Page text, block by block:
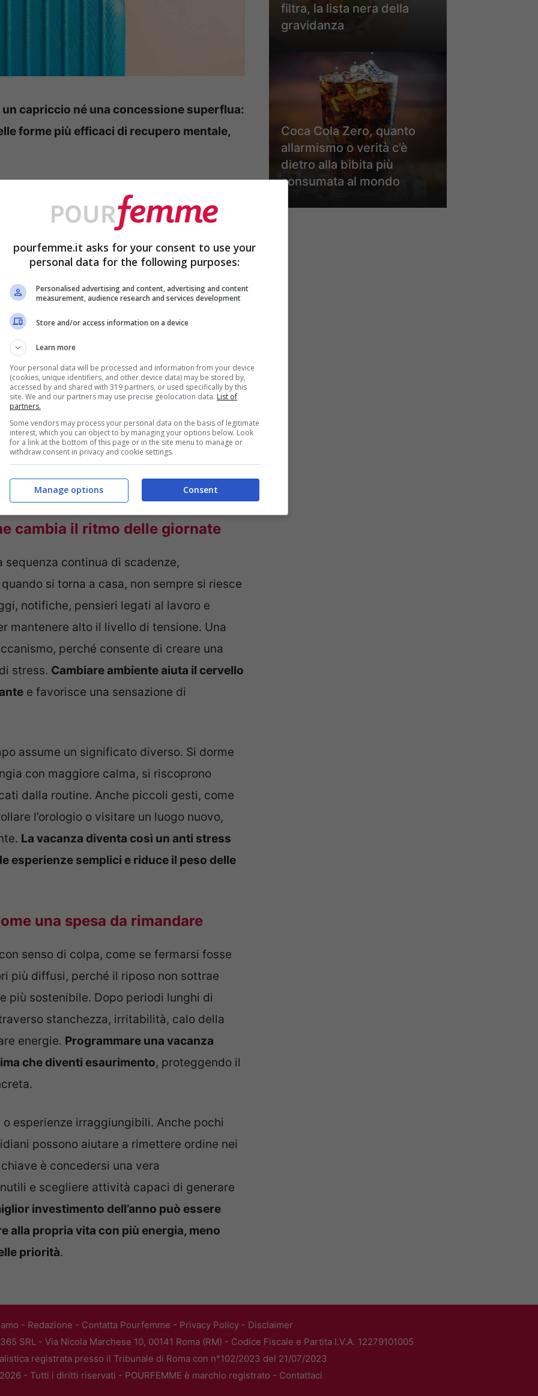
capriccio né una concessione superflua:
forme più efficaci di recupero mentale,
programmare una pausa, molte persone si
tempo, energie e denaro per partire.
una vacanza non dovrebbe essere
ma una scelta legata al benessere
lo stress naturale accumulato durante
quotidiane, offrendo al corpo e alla
equilibrio.
lontano o scegliere mete costose. Ciò che
scenario, alleggerire la mente e
del tempo. In questo senso,investire in una
sulla lucidità e sulla qualità della propria
di partenza, ma può continuare anche
presenti e capaci di affrontare
cambia il ritmo delle giornate
continua di scadenze,
si torna a casa, non sempre si riesce
notifiche, pensieri legati al lavoro e
mantenere alto il livello di tensione. Una
perché consente di creare una
stress. Cambiare ambiente aiuta il cervello
e favorisce una sensazione di
assume un significato diverso. Si dorme
con maggiore calma, si riscoprono
dalla routine. Anche piccoli gesti, come
l’orologio o visitare un luogo nuovo,
La vacanza diventa così un anti stress
esperienze semplici e riduce il peso delle
una spesa da rimandare
senso di colpa, come se fermarsi fosse
più diffusi, perché il riposo non sottrae
più sostenibile. Dopo periodi lunghi di
stanchezza, irritabilità, calo della
energie. Programmare una vacanza
che diventi esaurimento, proteggendo il
esperienze irraggiungibili. Anche pochi
possono aiutare a rimettere ordine nei
è concedersi una vera
e scegliere attività capaci di generare
investimento dell’anno può essere
alla propria vita con più energia, meno
priorità.
filtra, la lista nera della
gravidanza
Coca Cola Zero, quanto
allarmismo o verità c’è
dietro alla bibita più
consumata al mondo
- Redazione - Contatta Pourfemme - Privacy Policy- Disclaimer
SRL - Via Nicola Marchese 10, 00141 Roma (RM) - Codice Fiscale e Partita I.V.A. 12279101005
registrata presso il Tribunale di Roma con n°102/2023 del 21/07/2023
- Tutti i diritti riservati - POURFEMME è marchio registrato - Contattaci
pourfemme.it asks for your consent to use your
personal data for the following purposes:
Personalised advertising and content, advertising and content
measurement, audience research and services development
Store and/or access information on a device
Learn more
Your personal data will be processed and information from your device
(cookies, unique identifiers, and other device data) may be stored by,
accessed by and shared with 319 partners, or used specifically by this
site. We and our partners may use precise geolocation data. List of
partners.
Some vendors may process your personal data on the basis of legitimate
interest, which you can object to by managing your options below. Look
for a link at the bottom of this page or in the site menu to manage or
withdraw consent in privacy and cookie settings.
Consent
Manage options